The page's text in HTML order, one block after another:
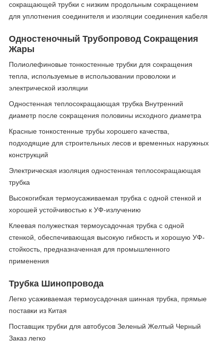
сокращающей трубки с низким продольным сокращением
для уплотнения соединителя и изоляции соединения кабеля
Одностеночный Трубопровод Сокращения
Жары
Полиолефиновые тонкостенные трубки для сокращения
тепла, используемые в использовании проволоки и
электрической изоляции
Одностенная теплосокращающая трубка Внутренний
диаметр после сокращения половины исходного диаметра
Красные тонкостенные трубы хорошего качества,
подходящие для строительных лесов и временных наружных
конструкций
Электрическая изоляция одностенная теплосокращающая
трубка
Высокогибкая термоусаживаемая трубка с одной стенкой и
хорошей устойчивостью к УФ-излучению
Клеевая полужесткая термоусадочная трубка с одной
стенкой, обеспечивающая высокую гибкость и хорошую УФ-
стойкость, предназначенная для промышленного
применения
Трубка Шинопровода
Легко усаживаемая термоусадочная шинная трубка, прямые
поставки из Китая
Поставщик трубки для автобусов Зеленый Желтый Черный
Заказ легко